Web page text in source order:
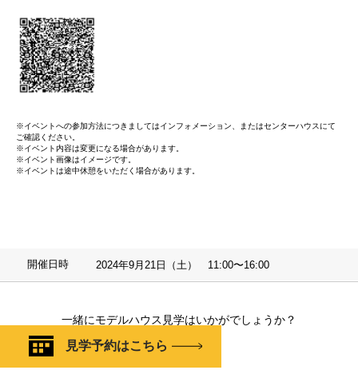
※イベントへの参加方法につきましてはインフォメーション、またはセンターハウスにて
ご確認ください。
※イベント内容は変更になる場合があります。
※イベント画像はイメージです。
※イベントは途中休憩をいただく場合があります。
開催日時 2024年9月21日（土） 11:00〜16:00
一緒にモデルハウス見学はいかがでしょうか？
見学予約はこちら